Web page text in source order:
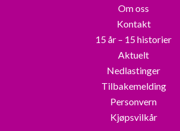
Om oss
Kontakt
15 år – 15 historier
Aktuelt
Nedlastinger
Tilbakemelding
Personvern
Kjøpsvilkår